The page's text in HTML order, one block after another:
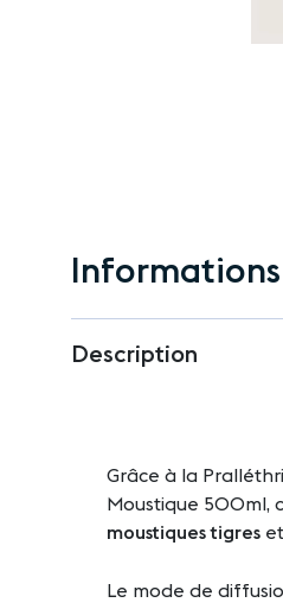
de
la
Galerie
d’images
Description
Grâce à la
Moustique 500ml,
moustiques tigres
Le mode de